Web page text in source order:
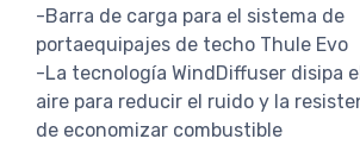
-Barra de carga para el sistema de
portaequipajes de techo Thule Evo
-La tecnología WindDiffuser disipa
aire para reducir el ruido y la
de economizar combustible